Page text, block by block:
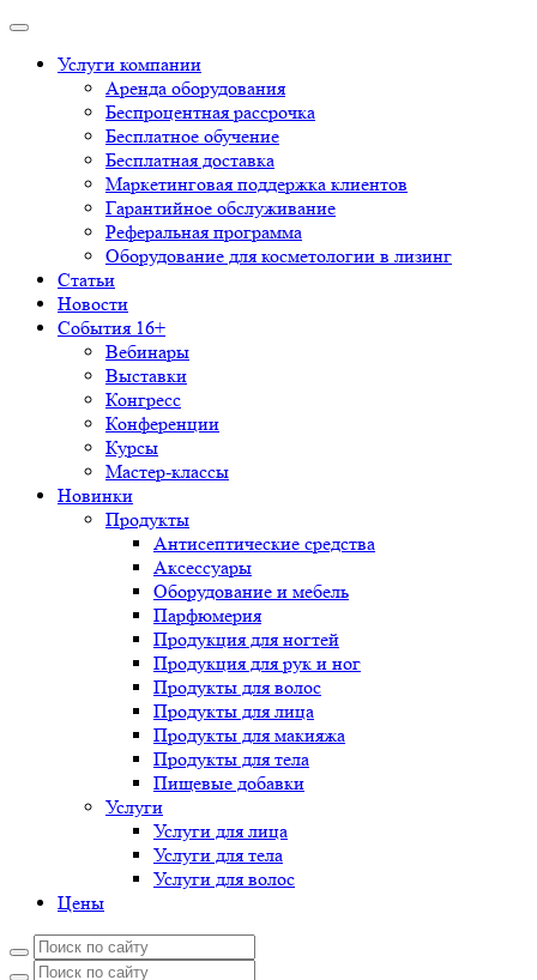
Услуги компании
Аренда оборудования
Беспроцентная рассрочка
Бесплатное обучение
Бесплатная доставка
Маркетинговая поддержка клиентов
Гарантийное обслуживание
Реферальная программа
Оборудование для косметологии в лизинг
Статьи
Новости
События 16+
Вебинары
Выставки
Конгресс
Конференции
Курсы
Мастер-классы
Новинки
Продукты
Антисептические средства
Аксессуары
Оборудование и мебель
Парфюмерия
Продукция для ногтей
Продукция для рук и ног
Продукты для волос
Продукты для лица
Продукты для макияжа
Продукты для тела
Пищевые добавки
Услуги
Услуги для лица
Услуги для тела
Услуги для волос
Цены